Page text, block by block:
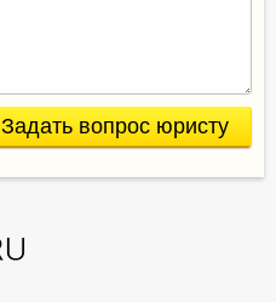
Задать вопрос юристу